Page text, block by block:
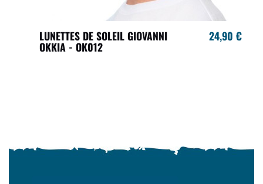
LUNETTES DE SOLEIL GIOVANNI
OKKIA - OK012
24,90 €